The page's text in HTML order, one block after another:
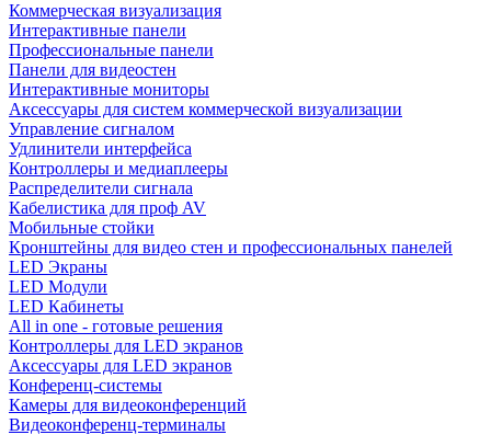
Коммерческая визуализация
Интерактивные панели
Профессиональные панели
Панели для видеостен
Интерактивные мониторы
Аксессуары для систем коммерческой визуализации
Управление сигналом
Удлинители интерфейса
Контроллеры и медиаплееры
Распределители сигнала
Кабелистика для проф AV
Мобильные стойки
Кронштейны для видео стен и профессиональных панелей
LED Экраны
LED Модули
LED Кабинеты
All in one - готовые решения
Контроллеры для LED экранов
Аксессуары для LED экранов
Конференц-системы
Камеры для видеоконференций
Видеоконференц-терминалы